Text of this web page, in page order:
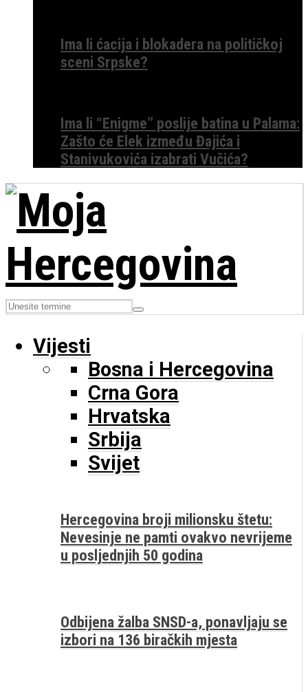
Ima li ćacija i blokadera na političkoj
sceni Srpske?
Ima li “Enigme” poslije batina u Palama:
Zašto će Elek između Đajića i
Stanivukovića izabrati Vučića?
Vijesti
Bosna i Hercegovina
Crna Gora
Hrvatska
Srbija
Svijet
Hercegovina broji milionsku štetu:
Nevesinje ne pamti ovakvo nevrijeme
u posljednjih 50 godina
Odbijena žalba SNSD-a, ponavljaju se
izbori na 136 biračkih mjesta